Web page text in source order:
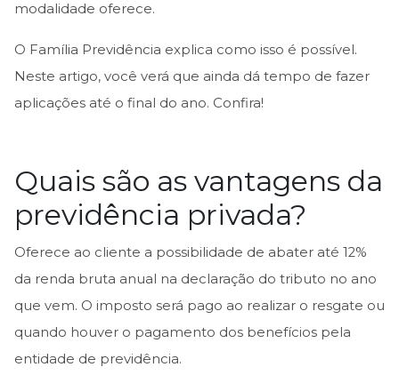
modalidade oferece.
O Família Previdência explica como isso é possível.
Neste artigo, você verá que ainda dá tempo de fazer
aplicações até o final do ano. Confira!
Quais são as vantagens da
previdência privada?
Oferece ao cliente a possibilidade de abater até 12%
da renda bruta anual na declaração do tributo no ano
que vem. O imposto será pago ao realizar o resgate ou
quando houver o pagamento dos benefícios pela
entidade de previdência.